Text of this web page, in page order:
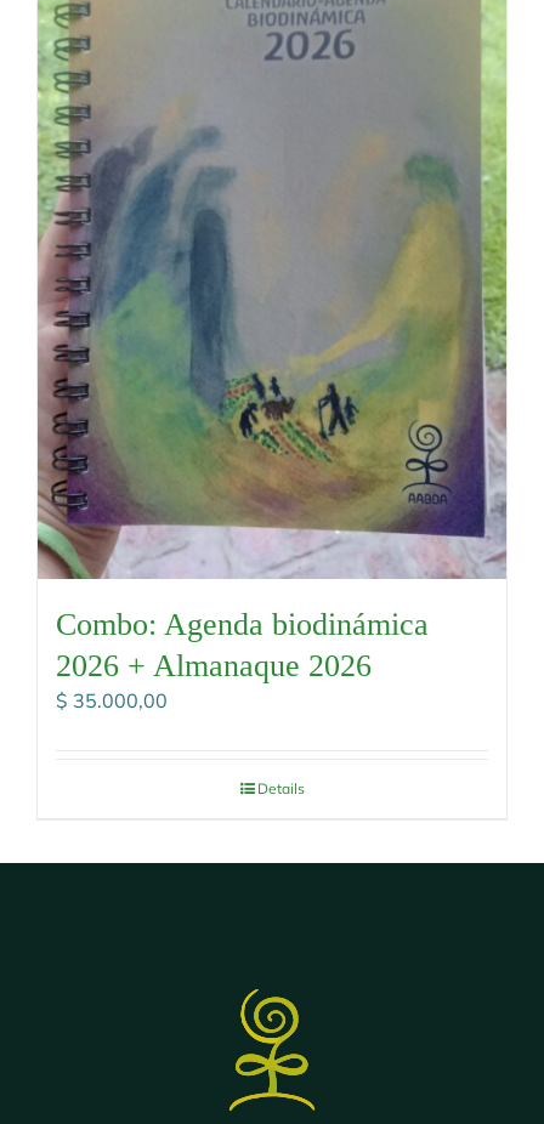
Combo: Agenda biodinámica
2026 + Almanaque 2026
$ 35.000,00
Details